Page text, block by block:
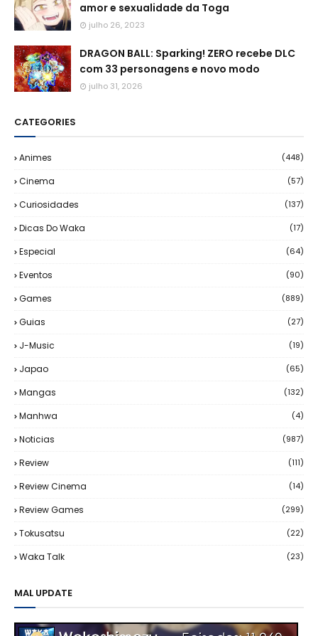
amor e sexualidade da Toga
julho 26, 2023
DRAGON BALL: Sparking! ZERO recebe DLC
com 33 personagens e novo modo
julho 31, 2026
CATEGORIES
Animes (448)
Cinema (57)
Curiosidades (137)
Dicas Do Waka (17)
Especial (64)
Eventos (90)
Games (889)
Guias (27)
J-Music (19)
Japao (65)
Mangas (132)
Manhwa (4)
Noticias (987)
Review (111)
Review Cinema (14)
Review Games (299)
Tokusatsu (22)
Waka Talk (23)
MAL UPDATE